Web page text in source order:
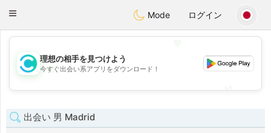
olombiaCitas
Toggle
Mode ログイン
💖
💕
理想の相手を見つけよう
今すぐ出会い系アプリをダウンロード！
出会い 男 Madrid